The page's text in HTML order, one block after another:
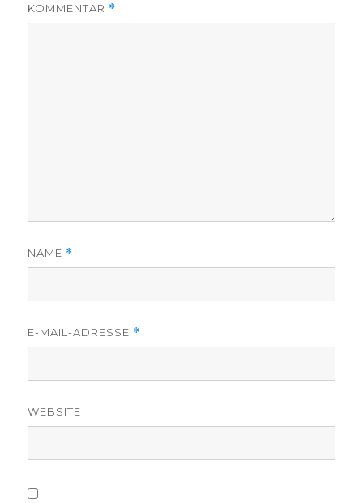
KOMMENTAR *
NAME *
E-MAIL-ADRESSE *
WEBSITE